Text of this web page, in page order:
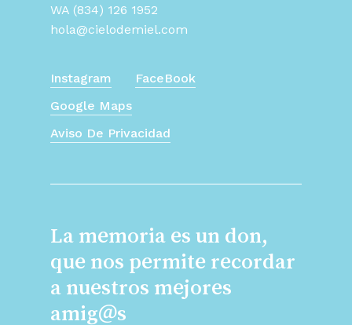
WA (834) 126 1952
hola@cielodemiel.com
Instagram
FaceBook
Google Maps
Aviso De Privacidad
La memoria es un don,
que nos permite recordar
a nuestros mejores
amig@s